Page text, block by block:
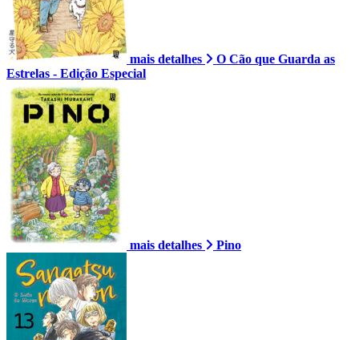
mais detalhes
O Cão que Guarda as
Estrelas - Edição Especial
mais detalhes Pino